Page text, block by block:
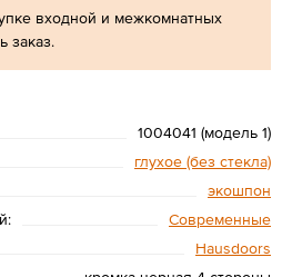
входной и межкомнатных
заказ.
1004041 (модель 1)
глухое (без стекла)
экошпон
Современные
Hausdoors